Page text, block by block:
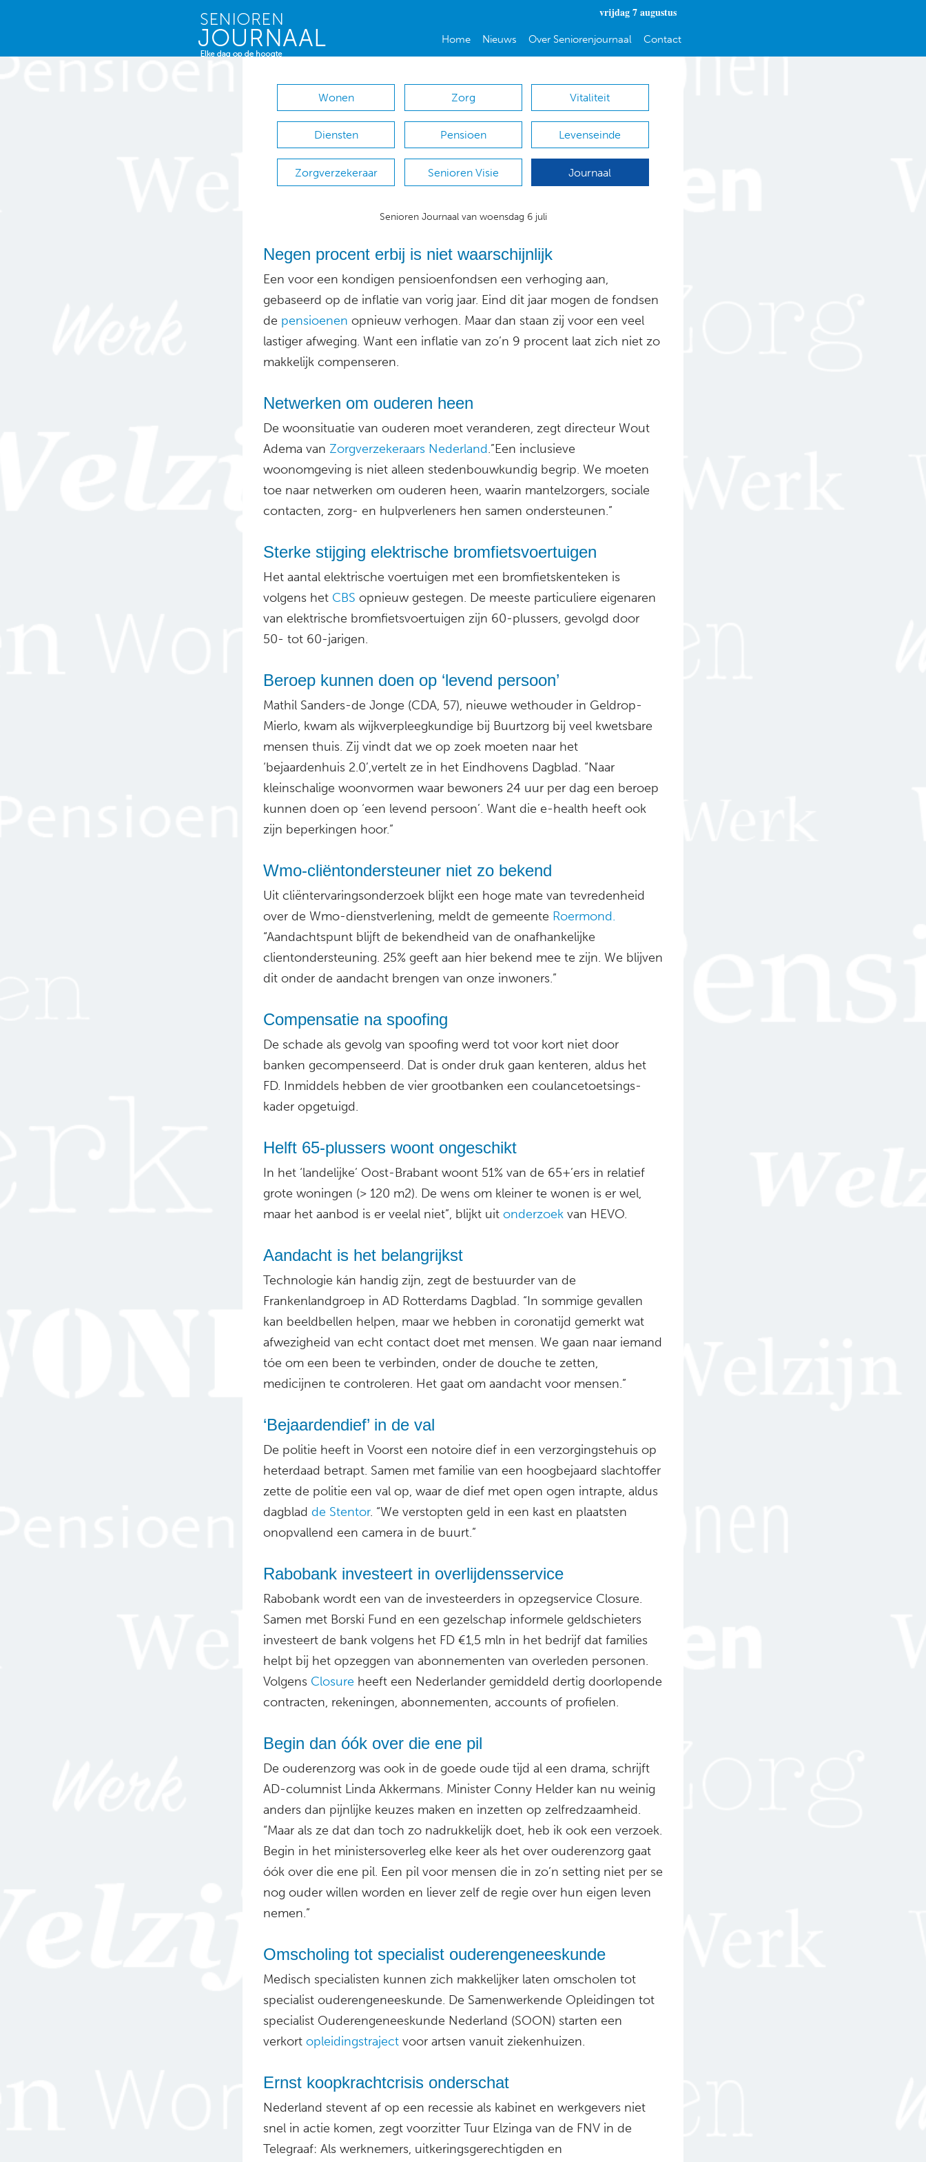
vrijdag 7 augustus
Home Nieuws Over Seniorenjournaal Contact
Wonen Zorg Vitaliteit
Diensten Pensioen Levenseinde
Zorgverzekeraar Senioren Visie Journaal
Senioren Journaal van woensdag 6 juli
Negen procent erbij is niet waarschijnlijk
Een voor een kondigen pensioenfondsen een verhoging aan,
gebaseerd op de inflatie van vorig jaar. Eind dit jaar mogen de fondsen
de pensioenen opnieuw verhogen. Maar dan staan zij voor een veel
lastiger afweging. Want een inflatie van zo’n 9 procent laat zich niet zo
makkelijk compenseren.
Netwerken om ouderen heen
De woonsituatie van ouderen moet veranderen, zegt directeur Wout
Adema van Zorgverzekeraars Nederland.”Een inclusieve
woonomgeving is niet alleen stedenbouwkundig begrip. We moeten
toe naar netwerken om ouderen heen, waarin mantelzorgers, sociale
contacten, zorg- en hulpverleners hen samen ondersteunen.”
Sterke stijging elektrische bromfietsvoertuigen
Het aantal elektrische voertuigen met een bromfietskenteken is
volgens het CBS opnieuw gestegen. De meeste particuliere eigenaren
van elektrische bromfietsvoertuigen zijn 60-plussers, gevolgd door
50- tot 60-jarigen.
Beroep kunnen doen op ‘levend persoon’
Mathil Sanders-de Jonge (CDA, 57), nieuwe wethouder in Geldrop-
Mierlo, kwam als wijkverpleegkundige bij Buurtzorg bij veel kwetsbare
mensen thuis. Zij vindt dat we op zoek moeten naar het
‘bejaardenhuis 2.0’,vertelt ze in het Eindhovens Dagblad. “Naar
kleinschalige woonvormen waar bewoners 24 uur per dag een beroep
kunnen doen op ‘een levend persoon’. Want die e-health heeft ook
zijn beperkingen hoor.”
Wmo-cliëntondersteuner niet zo bekend
Uit cliëntervaringsonderzoek blijkt een hoge mate van tevredenheid
over de Wmo-dienstverlening, meldt de gemeente Roermond.
“Aandachtspunt blijft de bekendheid van de onafhankelijke
clientondersteuning. 25% geeft aan hier bekend mee te zijn. We blijven
dit onder de aandacht brengen van onze inwoners.”
Compensatie na spoofing
De schade als gevolg van spoofing werd tot voor kort niet door
banken gecompenseerd. Dat is onder druk gaan kenteren, aldus het
FD. Inmiddels hebben de vier grootbanken een coulancetoetsings­
kader opgetuigd.
Helft 65-plussers woont ongeschikt
In het ‘landelijke’ Oost-Brabant woont 51% van de 65+’ers in relatief
grote woningen (> 120 m2). De wens om kleiner te wonen is er wel,
maar het aanbod is er veelal niet”, blijkt uit onderzoek van HEVO.
Aandacht is het belangrijkst
Technologie kán handig zijn, zegt de bestuurder van de
Frankenlandgroep in AD Rotterdams Dagblad. “In sommige gevallen
kan beeldbellen helpen, maar we hebben in coronatijd gemerkt wat
afwezigheid van echt contact doet met mensen. We gaan naar iemand
tóe om een been te verbinden, onder de douche te zetten,
medicijnen te controleren. Het gaat om aandacht voor mensen.”
‘Bejaardendief’ in de val
De politie heeft in Voorst een notoire dief in een verzorgingstehuis op
heterdaad betrapt. Samen met familie van een hoogbejaard slachtoffer
zette de politie een val op, waar de dief met open ogen intrapte, aldus
dagblad de Stentor. “We verstopten geld in een kast en plaatsten
onopvallend een camera in de buurt.”
Rabobank investeert in overlijdensservice
Rabobank wordt een van de investeerders in opzegservice Closure.
Samen met Borski Fund en een gezelschap informele geldschieters
investeert de bank volgens het FD €1,5 mln in het bedrijf dat families
helpt bij het opzeggen van abonnementen van overleden personen.
Volgens Closure heeft een Nederlander gemiddeld dertig doorlopende
contracten, rekeningen, abonnementen, accounts of profielen.
Begin dan óók over die ene pil
De ouderenzorg was ook in de goede oude tijd al een drama, schrijft
AD-columnist Linda Akkermans. Minister Conny Helder kan nu weinig
anders dan pijnlijke keuzes maken en inzetten op zelfredzaamheid.
“Maar als ze dat dan toch zo nadrukkelijk doet, heb ik ook een verzoek.
Begin in het ministersoverleg elke keer als het over ouderenzorg gaat
óók over die ene pil. Een pil voor mensen die in zo’n setting niet per se
nog ouder willen worden en liever zelf de regie over hun eigen leven
nemen.”
Omscholing tot specialist ouderengeneeskunde
Medisch specialisten kunnen zich makkelijker laten omscholen tot
specialist ouderengeneeskunde. De Samenwerkende Opleidingen tot
specialist Ouderengeneeskunde Nederland (SOON) starten een
verkort opleidingstraject voor artsen vanuit ziekenhuizen.
Ernst koopkrachtcrisis onderschat
Nederland stevent af op een recessie als kabinet en werkgevers niet
snel in actie komen, zegt voorzitter Tuur Elzinga van de FNV in de
Telegraaf: Als werknemers, uitkeringsgerechtigden en